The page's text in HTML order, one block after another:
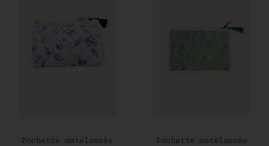
AJOUTER AU PANIER
Pochette matelassée AJOUTER AU PANIER
Pochette matelassée